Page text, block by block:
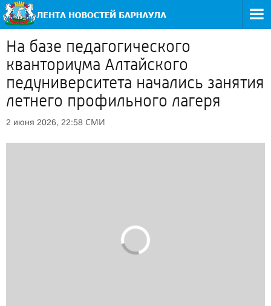
На базе педагогического
кванториума Алтайского
педуниверситета начались занятия
летнего профильного лагеря
2 июня 2026, 22:58 СМИ